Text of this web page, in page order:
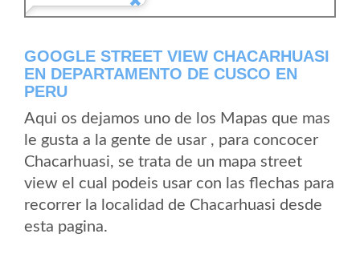
GOOGLE STREET VIEW CHACARHUASI
EN DEPARTAMENTO DE CUSCO EN
PERU
Aqui os dejamos uno de los Mapas que mas
le gusta a la gente de usar , para concocer
Chacarhuasi, se trata de un mapa street
view el cual podeis usar con las flechas para
recorrer la localidad de Chacarhuasi desde
esta pagina.